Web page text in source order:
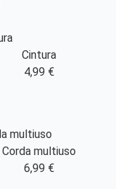
Cintura
4,99 €
Corda multiuso
6,99 €